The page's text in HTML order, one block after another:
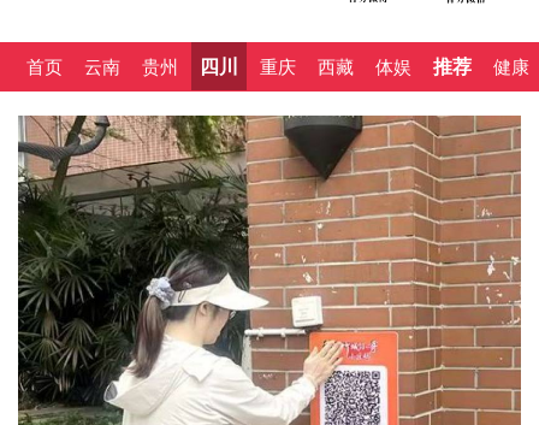
首页 云南 贵州 四川 重庆 西藏 体娱 推荐 健康